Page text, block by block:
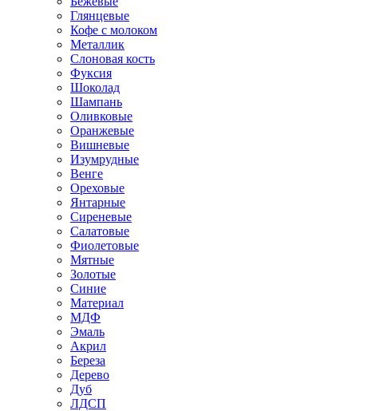
Глянцевые
Кофе с молоком
Металлик
Слоновая кость
Фуксия
Шоколад
Шампань
Оливковые
Оранжевые
Вишневые
Изумрудные
Венге
Ореховые
Янтарные
Сиреневые
Салатовые
Фиолетовые
Мятные
Золотые
Синие
Материал
МДФ
Эмаль
Акрил
Береза
Дерево
Дуб
ЛДСП